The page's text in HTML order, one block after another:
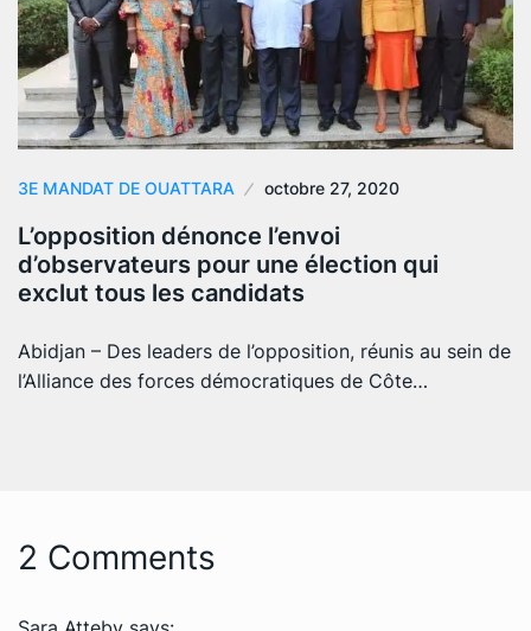
3E MANDAT DE OUATTARA octobre 27, 2020
L’opposition dénonce l’envoi
d’observateurs pour une élection qui
exclut tous les candidats
Abidjan – Des leaders de l’opposition, réunis au sein de
l’Alliance des forces démocratiques de Côte…
2 Comments